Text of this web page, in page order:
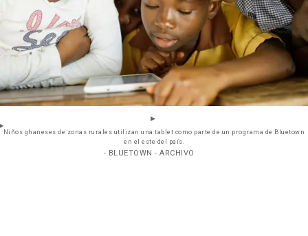
Niños ghaneses de zonas rurales utilizan una tablet como parte de un programa de Bluetown
en el este del país.
- BLUETOWN - ARCHIVO